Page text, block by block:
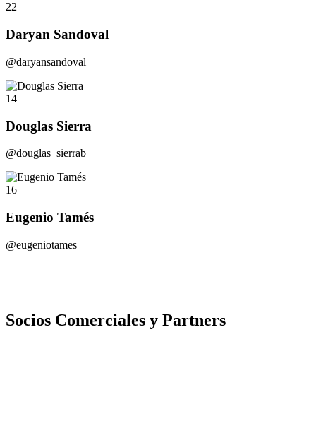
22
Daryan Sandoval
@daryansandoval
14
Douglas Sierra
@douglas_sierrab
16
Eugenio Tamés
@eugeniotames
Socios Comerciales y Partners